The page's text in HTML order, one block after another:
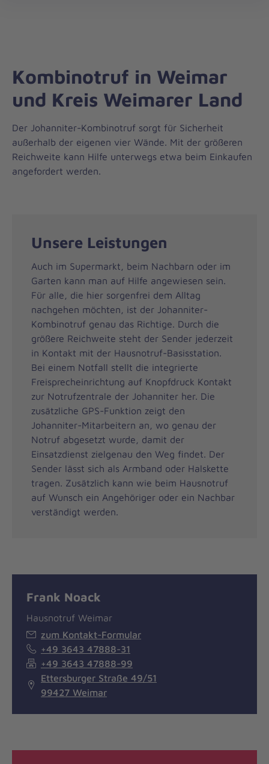
Kombinotruf in Weimar
und Kreis Weimarer Land
Der Johanniter-Kombinotruf sorgt für Sicherheit
außerhalb der eigenen vier Wände. Mit der größeren
Reichweite kann Hilfe unterwegs etwa beim Einkaufen
angefordert werden.
Unsere Leistungen
Auch im Supermarkt, beim Nachbarn oder im
Garten kann man auf Hilfe angewiesen sein.
Für alle, die hier sorgenfrei dem Alltag
nachgehen möchten, ist der Johanniter-
Kombinotruf genau das Richtige. Durch die
größere Reichweite steht der Sender jederzeit
in Kontakt mit der Hausnotruf-Basisstation.
Bei einem Notfall stellt die integrierte
Freisprecheinrichtung auf Knopfdruck Kontakt
zur Notrufzentrale der Johanniter her. Die
zusätzliche GPS-Funktion zeigt den
Johanniter-Mitarbeitern an, wo genau der
Notruf abgesetzt wurde, damit der
Einsatzdienst zielgenau den Weg findet. Der
Sender lässt sich als Armband oder Halskette
tragen. Zusätzlich kann wie beim Hausnotruf
auf Wunsch ein Angehöriger oder ein Nachbar
verständigt werden.
Frank Noack
Hausnotruf Weimar
zum Kontakt-Formular
+49 3643 47888-31
+49 3643 47888-99
Ettersburger Straße 49/51
99427 Weimar